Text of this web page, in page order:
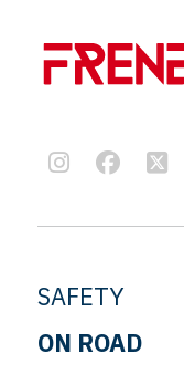
SAFETY
ON ROAD